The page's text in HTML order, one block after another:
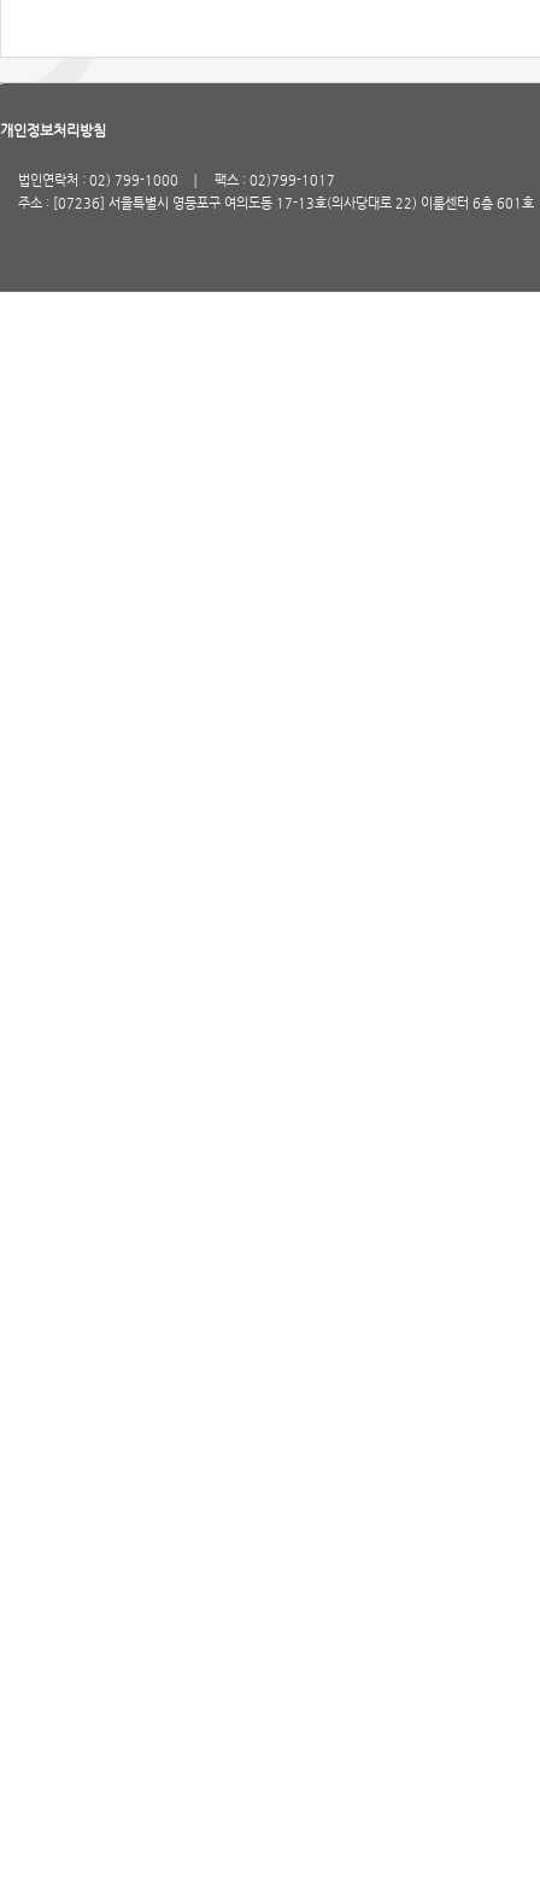
개인정보처리방침
법인연락처 : 02) 799-1000
팩스 : 02)799-1017
주소 : [07236] 서울특별시 영등포구 여의도동 17-13호(의사당대로 22) 이룸센터 6층 601호